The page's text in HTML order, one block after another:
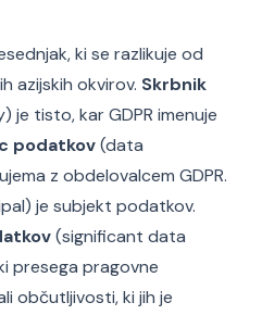
ki se razlikuje od
azijskih okvirov. Skrbnik
je tisto, kar GDPR imenuje
podatkov(data
z obdelovalcem GDPR.
je subjekt podatkov.
(significant data
presega pragovne
občutljivosti, ki jih je